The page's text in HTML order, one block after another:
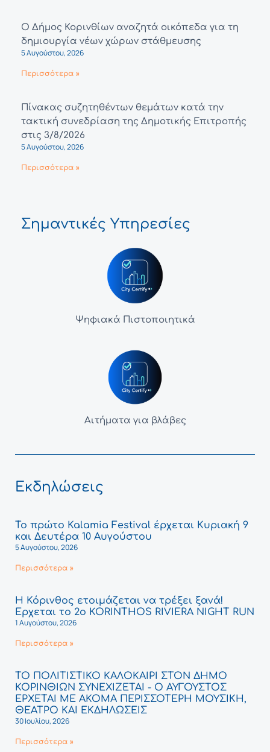
Ο Δήμος Κορινθίων αναζητά οικόπεδα για τη
δημιουργία νέων χώρων στάθμευσης
5 Αυγούστου, 2026
Περισσότερα »
Πίνακας συζητηθέντων θεμάτων κατά την
τακτική συνεδρίαση της Δημοτικής Επιτροπής
στις 3/8/2026
5 Αυγούστου, 2026
Περισσότερα »
Σημαντικές Υπηρεσίες
Ψηφιακά Πιστοποιητικά
Αιτήματα για βλάβες
Εκδηλώσεις
Το πρώτο Kalamia Festival έρχεται Κυριακή 9
και Δευτέρα 10 Αυγούστου
5 Αυγούστου, 2026
Περισσότερα »
Η Κόρινθος ετοιμάζεται να τρέξει ξανά!
Έρχεται το 2ο KORINTHOS RIVIERA NIGHT RUN
1 Αυγούστου, 2026
Περισσότερα »
ΤΟ ΠΟΛΙΤΙΣΤΙΚΟ ΚΑΛΟΚΑΙΡΙ ΣΤΟΝ ΔΗΜΟ
ΚΟΡΙΝΘΙΩΝ ΣΥΝΕΧΙΖΕΤΑΙ - Ο ΑΥΓΟΥΣΤΟΣ
ΕΡΧΕΤΑΙ ΜΕ ΑΚΟΜΑ ΠΕΡΙΣΣΟΤΕΡΗ ΜΟΥΣΙΚΗ,
ΘΕΑΤΡΟ ΚΑΙ ΕΚΔΗΛΩΣΕΙΣ
30 Ιουλίου, 2026
Περισσότερα »